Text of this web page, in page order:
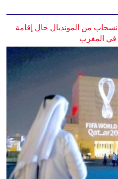
من المونديال حال إقامة
في المغرب